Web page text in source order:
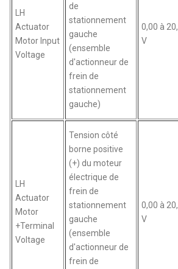
LH
Actuator
Motor Input
Voltage
de
stationnement
gauche
(ensemble
d'actionneur de
frein de
stationnement
gauche)
0,00 à
V
LH
Actuator
Motor
+Terminal
Voltage
Tension côté
borne positive
(+) du moteur
électrique de
frein de
stationnement
gauche
(ensemble
d'actionneur de
frein de
0,00 à
V